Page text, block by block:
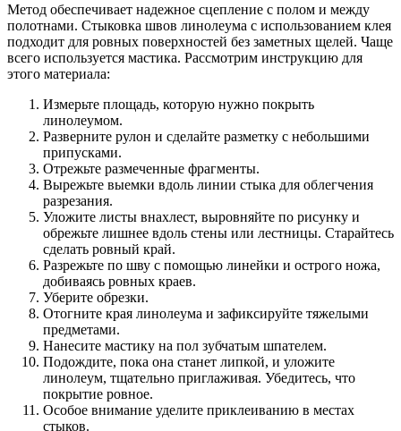
Метод обеспечивает надежное сцепление с полом и между
полотнами. Стыковка швов линолеума с использованием клея
подходит для ровных поверхностей без заметных щелей. Чаще
всего используется мастика. Рассмотрим инструкцию для
этого материала:
Измерьте площадь, которую нужно покрыть
линолеумом.
Разверните рулон и сделайте разметку с небольшими
припусками.
Отрежьте размеченные фрагменты.
Вырежьте выемки вдоль линии стыка для облегчения
разрезания.
Уложите листы внахлест, выровняйте по рисунку и
обрежьте лишнее вдоль стены или лестницы. Старайтесь
сделать ровный край.
Разрежьте по шву с помощью линейки и острого ножа,
добиваясь ровных краев.
Уберите обрезки.
Отогните края линолеума и зафиксируйте тяжелыми
предметами.
Нанесите мастику на пол зубчатым шпателем.
Подождите, пока она станет липкой, и уложите
линолеум, тщательно приглаживая. Убедитесь, что
покрытие ровное.
Особое внимание уделите приклеиванию в местах
стыков.